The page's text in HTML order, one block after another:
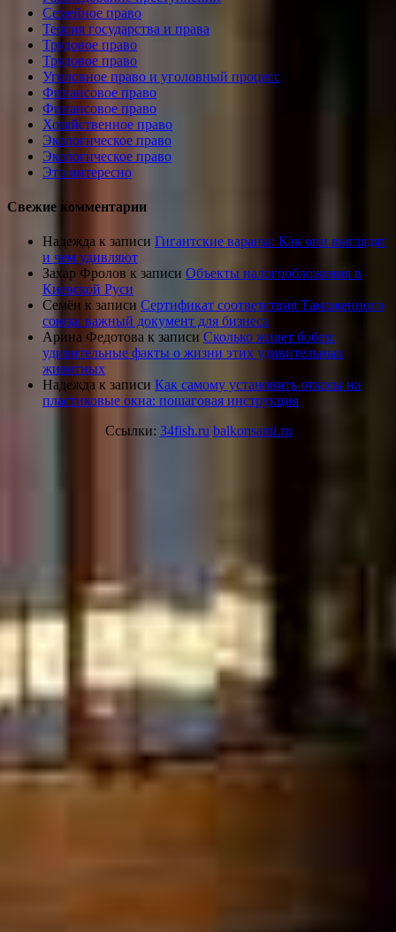
Семейное право
Теория государства и права
Трудовое право
Трудовое право
Уголовное право и уголовный процесс
Финансовое право
Финансовое право
Хозяйственное право
Экологическое право
Экологическое право
Это интересно
Свежие комментарии
Надежда к записи Гигантские вараны: Как они выглядят
и чем удивляют
Захар Фролов к записи Объекты налогообложения в
Киевской Руси
Семён к записи Сертификат соответствия Таможенного
союза: важный документ для бизнеса
Арина Федотова к записи Сколько живет бобер:
удивительные факты о жизни этих удивительных
животных
Надежда к записи Как самому установить откосы на
пластиковые окна: пошаговая инструкция
Ссылки: 34fish.ru balkonsami.ru